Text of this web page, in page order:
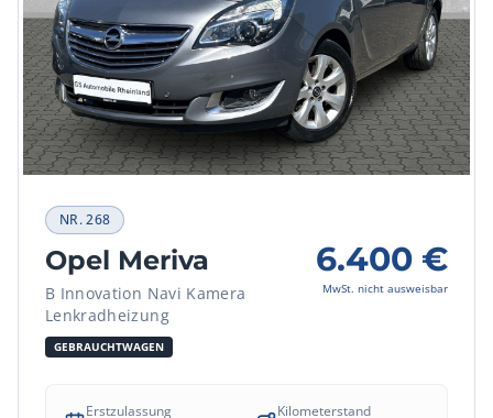
NR.268
Opel Meriva
B Innovation Navi Kamera
Lenkradheizung
GEBRAUCHTWAGEN
6.400 €
MwSt. nicht ausweisbar
Erstzulassung Kilometerstand